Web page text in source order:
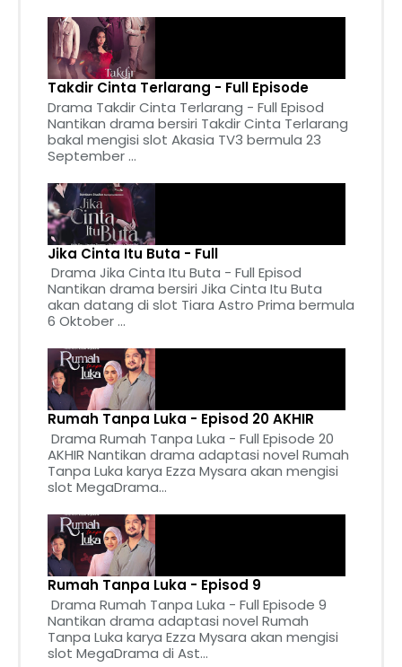
Takdir Cinta Terlarang - Full Episode
Drama Takdir Cinta Terlarang - Full Episod
Nantikan drama bersiri Takdir Cinta Terlarang
bakal mengisi slot Akasia TV3 bermula 23
September ...
Jika Cinta Itu Buta - Full
Drama Jika Cinta Itu Buta - Full Episod
Nantikan drama bersiri Jika Cinta Itu Buta
akan datang di slot Tiara Astro Prima bermula
6 Oktober ...
Rumah Tanpa Luka - Episod 20 AKHIR
Drama Rumah Tanpa Luka - Full Episode 20
AKHIR Nantikan drama adaptasi novel Rumah
Tanpa Luka karya Ezza Mysara akan mengisi
slot MegaDrama...
Rumah Tanpa Luka - Episod 9
Drama Rumah Tanpa Luka - Full Episode 9
Nantikan drama adaptasi novel Rumah
Tanpa Luka karya Ezza Mysara akan mengisi
slot MegaDrama di Ast...